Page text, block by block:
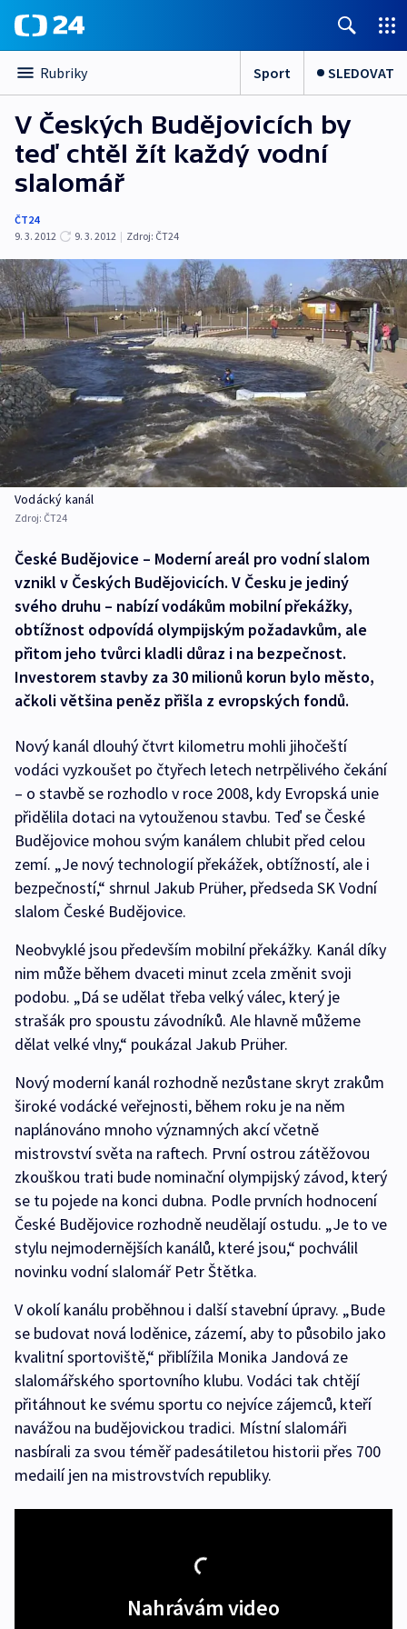
Rubriky Sport SLEDOVAT
V Českých Budějovicích by
teď chtěl žít každý vodní
slalomář
ČT24
9. 3. 2012
9. 3. 2012 | Zdroj: ČT24
Vodácký kanál
Zdroj: ČT24
České Budějovice – Moderní areál pro vodní slalom
vznikl v Českých Budějovicích. V Česku je jediný
svého druhu – nabízí vodákům mobilní překážky,
obtížnost odpovídá olympijským požadavkům, ale
přitom jeho tvůrci kladli důraz i na bezpečnost.
Investorem stavby za 30 milionů korun bylo město,
ačkoli většina peněz přišla z evropských fondů.
Nový kanál dlouhý čtvrt kilometru mohli jihočeští
vodáci vyzkoušet po čtyřech letech netrpělivého čekání
– o stavbě se rozhodlo v roce 2008, kdy Evropská unie
přidělila dotaci na vytouženou stavbu. Teď se České
Budějovice mohou svým kanálem chlubit před celou
zemí. „Je nový technologií překážek, obtížností, ale i
bezpečností,“ shrnul Jakub Prüher, předseda SK Vodní
slalom České Budějovice.
Neobvyklé jsou především mobilní překážky. Kanál díky
nim může během dvaceti minut zcela změnit svoji
podobu. „Dá se udělat třeba velký válec, který je
strašák pro spoustu závodníků. Ale hlavně můžeme
dělat velké vlny,“ poukázal Jakub Prüher.
Nový moderní kanál rozhodně nezůstane skryt zrakům
široké vodácké veřejnosti, během roku je na něm
naplánováno mnoho významných akcí včetně
mistrovství světa na raftech. První ostrou zátěžovou
zkouškou trati bude nominační olympijský závod, který
se tu pojede na konci dubna. Podle prvních hodnocení
České Budějovice rozhodně neudělají ostudu. „Je to ve
stylu nejmodernějších kanálů, které jsou,“ pochválil
novinku vodní slalomář Petr Štětka.
V okolí kanálu proběhnou i další stavební úpravy. „Bude
se budovat nová loděnice, zázemí, aby to působilo jako
kvalitní sportoviště,“ přiblížila Monika Jandová ze
slalomářského sportovního klubu. Vodáci tak chtějí
přitáhnout ke svému sportu co nejvíce zájemců, kteří
navážou na budějovickou tradici. Místní slalomáři
nasbírali za svou téměř padesátiletou historii přes 700
medailí jen na mistrovstvích republiky.
Nahrávám video